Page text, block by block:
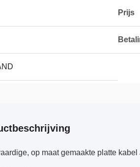
Prijs
op maat gemaakte platte